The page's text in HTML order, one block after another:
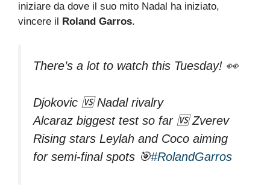
iniziare da dove il suo mito Nadal ha iniziato,
vincere il
Roland Garros.
There’s a lot to watch this Tuesday! 👀
Djokovic 🆚 Nadal rivalry
Alcaraz biggest test so far 🆚 Zverev
Rising stars Leylah and Coco aiming
for semi-final spots 🎯#RolandGarros